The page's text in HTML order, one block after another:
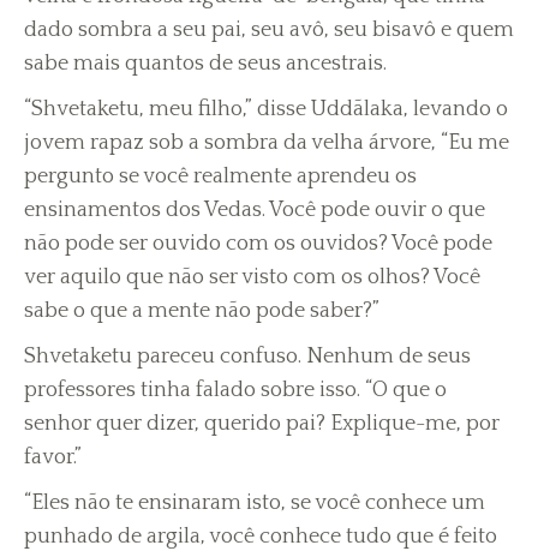
dado sombra a seu pai, seu avô, seu bisavô e quem
sabe mais quantos de seus ancestrais.
“Shvetaketu, meu filho,” disse Uddãlaka, levando o
jovem rapaz sob a sombra da velha árvore, “Eu me
pergunto se você realmente aprendeu os
ensinamentos dos Vedas. Você pode ouvir o que
não pode ser ouvido com os ouvidos? Você pode
ver aquilo que não ser visto com os olhos? Você
sabe o que a mente não pode saber?”
Shvetaketu pareceu confuso. Nenhum de seus
professores tinha falado sobre isso. “O que o
senhor quer dizer, querido pai? Explique-me, por
favor.”
“Eles não te ensinaram isto, se você conhece um
punhado de argila, você conhece tudo que é feito